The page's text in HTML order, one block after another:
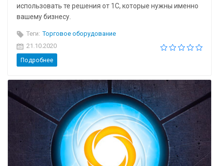
использовать те решения от 1С, которые нужны именно
вашему бизнесу.
Теги: Торговое оборудование
21.10.2020
Подробнее